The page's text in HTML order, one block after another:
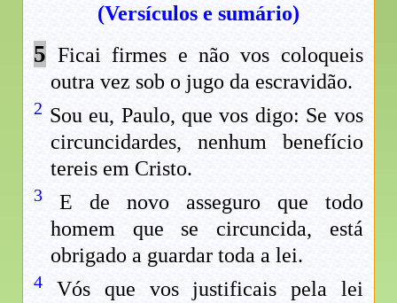
(Versículos e sumário)
5 Ficai firmes e não vos coloqueis
outra vez sob o jugo da escravidão.
2 Sou eu, Paulo, que vos digo: Se vos
circuncidardes, nenhum benefício
tereis em Cristo.
3 E de novo asseguro que todo
homem que se circuncida, está
obrigado a guardar toda a lei.
4 Vós que vos justificais pela lei